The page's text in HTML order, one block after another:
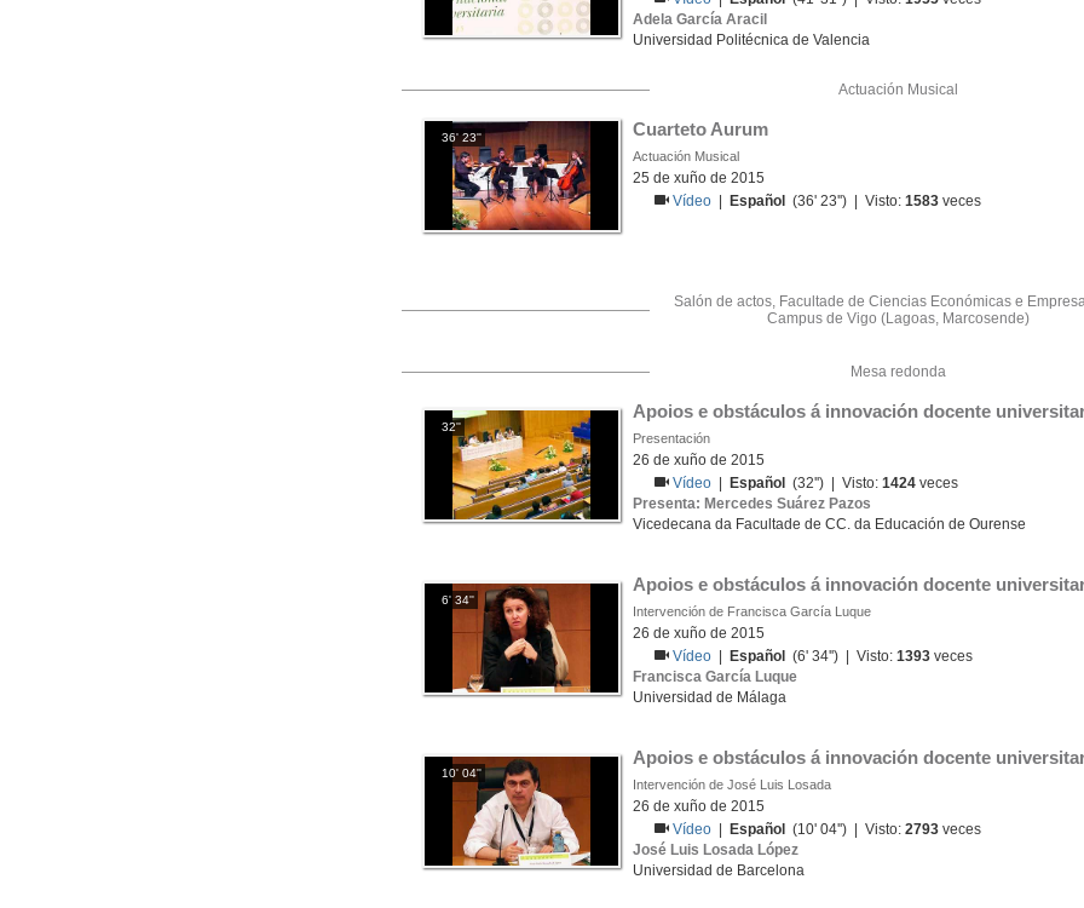
Adela García Aracil
Universidad Politécnica de Valencia
Actuación Musical
36' 23'' Cuarteto Aurum
Actuación Musical
25 de xuño de 2015
Vídeo
Español (36' 23'') | Visto:1583 veces
Salón de actos, Facultade de Ciencias Económicas e
Campus de Vigo (Lagoas, Marcosende)
Mesa redonda
32''
Apoios e obstáculos á innovación docente
Presentación
26 de xuño de 2015
Vídeo
Español (32'') | Visto:1424 veces
Presenta: Mercedes Suárez Pazos
Vicedecana da Facultade de CC. da Educación de Ourense
6' 34''
Apoios e obstáculos á innovación docente
Intervención de Francisca García Luque
26 de xuño de 2015
Vídeo
Español (6' 34'') | Visto:1393 veces
Francisca García Luque
Universidad de Málaga
10' 04''
Apoios e obstáculos á innovación docente
Intervención de José Luis Losada
26 de xuño de 2015
Vídeo
Español (10' 04'') | Visto:2793 veces
José Luis Losada López
Universidad de Barcelona